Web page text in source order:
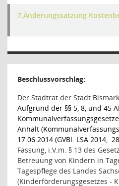
7.Änderungssatzung
Beschlussvorschlag:
Der Stadtrat der Stadt
Aufgrund der §§ 5, 8, und 45
Anhalt
17.06.2014 (GVBl. LSA 2014,
Fassung, i.V.m. § 13 des
Betreuung von Kindern in
Tagespflege des Landes
(Kinderförderungsgesetzes -